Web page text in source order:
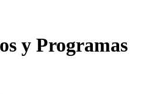
y Programas